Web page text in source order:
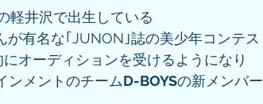
軽井沢で出生している
有名な｢JUNON｣誌の美少年コンテ
オーディションを受けるようになり
ンメントのチームD-BOYSの新メンバ